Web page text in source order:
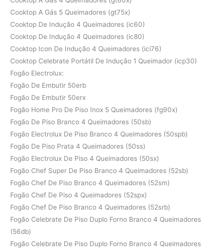
Cooktop A Gás 5 Queimadores (gt75x)
Cooktop De Indução 4 Queimadores (ic60)
Cooktop De Indução 4 Queimadores (ic80)
Cooktop Icon De Indução 4 Queimadores (ici76)
Cooktop Celebrate Portátil De Indução 1 Queimador (icp30)
Fogão Electrolux:
Fogão De Embutir 50erb
Fogão De Embutir 50erx
Fogão Home Pro De Piso Inox 5 Queimadores (fg90x)
Fogão De Piso Branco 4 Queimadores (50sb)
Fogão Electrolux De Piso Branco 4 Queimadores (50spb)
Fogão De Piso Prata 4 Queimadores (50ss)
Fogão Electrolux De Piso 4 Queimadores (50sx)
Fogão Chef Super De Piso Branco 4 Queimadores (52sb)
Fogão Chef De Piso Branco 4 Queimadores (52sm)
Fogão Chef De Piso 4 Queimadores (52spx)
Fogão Chef De Piso Branco 4 Queimadores (52srb)
Fogão Celebrate De Piso Duplo Forno Branco 4 Queimadores
(56db)
Fogão Celebrate De Piso Duplo Forno Branco 4 Queimadores